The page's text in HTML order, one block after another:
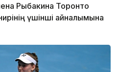
Рыбакина Торонто
үшінші айналымына